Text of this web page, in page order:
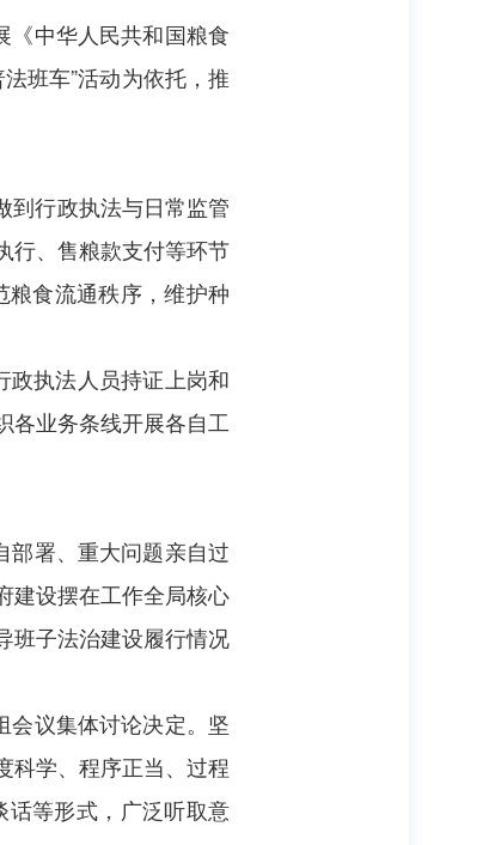
《中华人民共和国粮食
班车”活动为依托，推
到行政执法与日常监管
行、售粮款支付等环节
食流通秩序，维护种
政执法人员持证上岗和
各业务条线开展各自工
部署、重大问题亲自过
建设摆在工作全局核心
班子法治建设履行情况
会议集体讨论决定。坚
科学、程序正当、过程
等形式，广泛听取意